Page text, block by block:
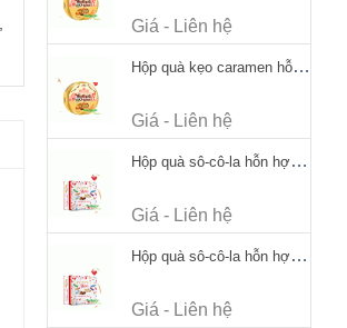
Giá - Liên hệ
Hộp quà kẹo caramen hỗn hợp Werther's Original Caramel Candy 170g
Giá - Liên hệ
Hộp quà sô-cô-la hỗn hợp Merci Petits Chocolate Collection 125g thiếc
Giá - Liên hệ
Hộp quà sô-cô-la hỗn hợp Merci Petits Chocolate Collection 125g thiếc
Giá - Liên hệ